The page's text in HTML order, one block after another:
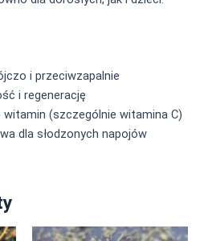
i przeciwzapalnie
i regenerację
witamin (szczególnie witamina C)
dla słodzonych napojów
Ten